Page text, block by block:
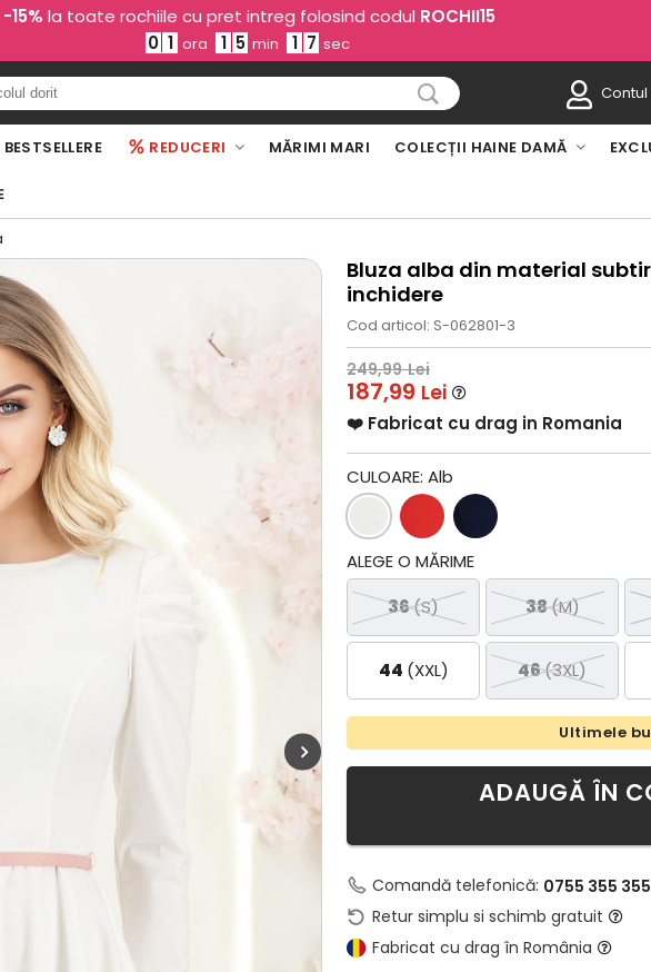
-15% la toate rochiile cu pret intreg folosind codul ROCHII15
0 1 ora 1 5 min 1 6 sec
BESTSELLERE REDUCERI MĂRIMI MARI COLECȚII HAINE DAMĂ
Bluza alba din material
inchidere
Cod articol: S-062801-3
249,99 Lei
187,99 Lei
❤️ Fabricat cu drag in Romania
CULOARE:Alb
ALEGE O MĂRIME
36(S) 38(M)
44 (XXL) 46(3XL)
Ultimele
ADAUGĂ ÎN
Comandă telefonică: 0755 355 355
Retur simplu si schimb gratuit
Fabricat cu drag în România